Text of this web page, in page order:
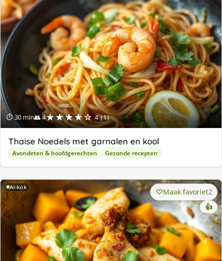
⏱ 30 min👥 4★★★★☆ 4 (1)
Thaise Noedels met garnalen en kool
Avondeten & hoofdgerechten Gezonde recepten
AI-kok Maak favoriet2
👍